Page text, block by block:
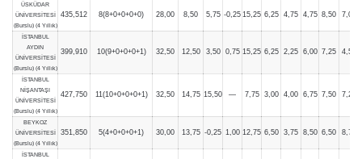
ÜSKÜDAR
ÜNİVERSİTESİ
(Burslu) (4 Yıllık)
435,512 8(8+0+0+0+0) 28,00 8,50 5,75 -0,25 15,25 6,25 4,75 4,75 8,50 7,00
İSTANBUL
AYDIN
ÜNİVERSİTESİ
(Burslu) (4 Yıllık)
399,910 10(9+0+0+0+1) 32,50 12,50 3,50 0,75 15,25 6,25 2,25 6,00 7,25 4,50
İSTANBUL
NİŞANTAŞI
ÜNİVERSİTESİ
(Burslu) (4 Yıllık)
427,750 11(10+0+0+0+1) 32,50 14,75 15,50 — 7,75 3,00 4,00 6,75 7,50 7,25
BEYKOZ
ÜNİVERSİTESİ
(Burslu) (4 Yıllık)
351,850 5(4+0+0+0+1) 30,00 13,75 -0,25 1,00 12,75 6,50 3,75 8,50 6,50 8,75
İSTANBUL